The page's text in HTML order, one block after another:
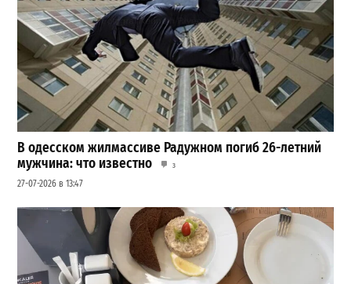
В одесском жилмассиве Радужном погиб 26-летний
мужчина: что известно
3
27-07-2026 в 13:47